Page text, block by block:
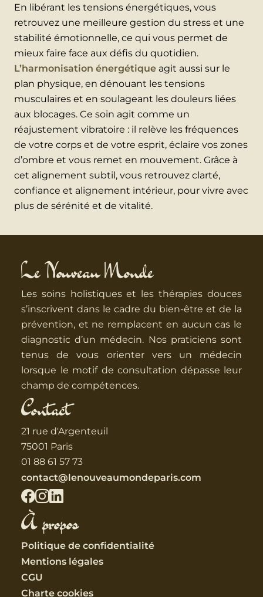
En libérant les tensions énergétiques, vous
retrouvez une meilleure gestion du stress et une
stabilité émotionnelle, ce qui vous permet de
mieux faire face aux défis du quotidien.
L’harmonisation énergétique agit aussi sur le
plan physique, en dénouant les tensions
musculaires et en soulageant les douleurs liées
aux blocages. Ce soin agit comme un
réajustement vibratoire : il relève les fréquences
de votre corps et de votre esprit, éclaire vos zones
d’ombre et vous remet en mouvement. Grâce à
cet alignement subtil, vous retrouvez clarté,
confiance et alignement intérieur, pour vivre avec
plus de sérénité et de vitalité.
Le Nouveau Monde
Les soins holistiques et les thérapies douces
s’inscrivent dans le cadre du bien-être et de la
prévention, et ne remplacent en aucun cas le
diagnostic d’un médecin. Nos praticiens sont
tenus de vous orienter vers un médecin
lorsque le motif de consultation dépasse leur
champ de compétences.
Contact
21 rue d'Argenteuil
75001 Paris
01 88 61 57 73
contact@lenouveaumondeparis.com
À propos
Politique de confidentialité
Mentions légales
CGU
Charte cookies